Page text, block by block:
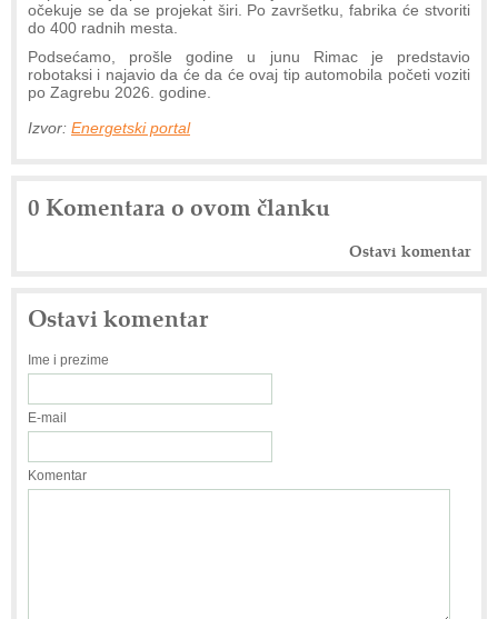
očekuje se da se projekat širi. Po završetku, fabrika će stvoriti
do 400 radnih mesta.
Podsećamo, prošle godine u junu Rimac je predstavio
robotaksi i najavio da će da će ovaj tip automobila početi voziti
po Zagrebu 2026. godine.
Izvor: Energetski portal
0 Komentara o ovom članku
Ostavi komentar
Ostavi komentar
Ime i prezime
E-mail
Komentar